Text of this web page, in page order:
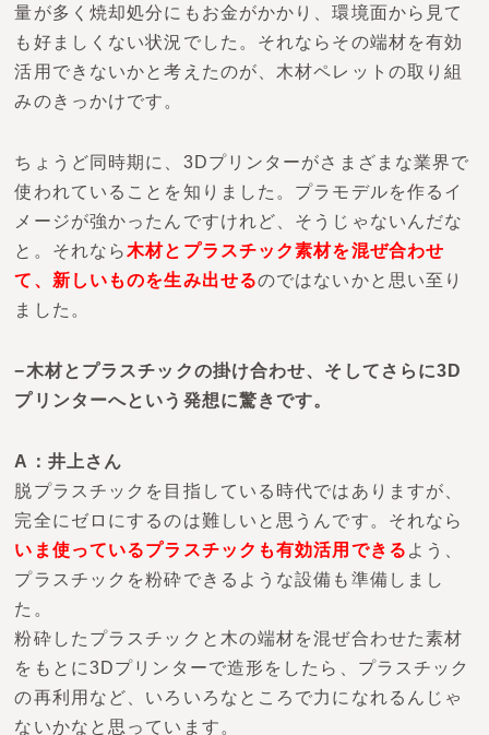
量が多く焼却処分にもお金がかかり、環境面から見て
も好ましくない状況でした。それならその端材を有効
活用できないかと考えたのが、木材ペレットの取り組
みのきっかけです。
ちょうど同時期に、3Dプリンターがさまざまな業界で
使われていることを知りました。プラモデルを作るイ
メージが強かったんですけれど、そうじゃないんだな
と。それなら木材とプラスチック素材を混ぜ合わせ
て、新しいものを生み出せるのではないかと思い至り
ました。
−木材とプラスチックの掛け合わせ、そしてさらに3D
プリンターへという発想に驚きです。
A：井上さん
脱プラスチックを目指している時代ではありますが、
完全にゼロにするのは難しいと思うんです。それなら
いま 使っているプラスチックも有効活用できる よう、
プラスチックを粉砕できるような設備も準備しまし
た。
粉砕したプラスチックと木の端材を混ぜ合わせた素材
をもとに3Dプリンターで造形をしたら、プラスチック
の再利用など、いろいろなところで力になれるんじゃ
ないかなと思っています。